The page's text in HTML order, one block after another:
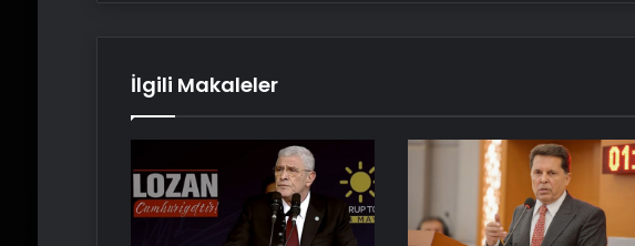
İlgili Makaleler